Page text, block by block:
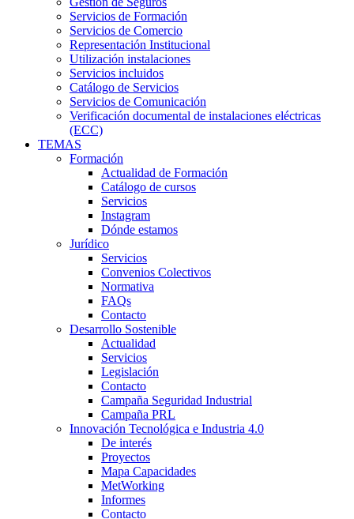
Servicios de Formación
Servicios de Comercio
Representación Institucional
Utilización instalaciones
Servicios incluidos
Catálogo de Servicios
Servicios de Comunicación
Verificación documental de instalaciones eléctricas
(ECC)
TEMAS
Formación
Actualidad de Formación
Catálogo de cursos
Servicios
Instagram
Dónde estamos
Jurídico
Servicios
Convenios Colectivos
Normativa
FAQs
Contacto
Desarrollo Sostenible
Actualidad
Servicios
Legislación
Contacto
Campaña Seguridad Industrial
Campaña PRL
Innovación Tecnológica e Industria 4.0
De interés
Proyectos
Mapa Capacidades
MetWorking
Informes
Contacto